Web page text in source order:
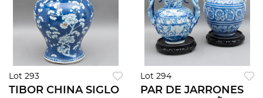
Lot 293
TIBOR CHINA SIGLO
Lot 294
PAR DE JARRONES